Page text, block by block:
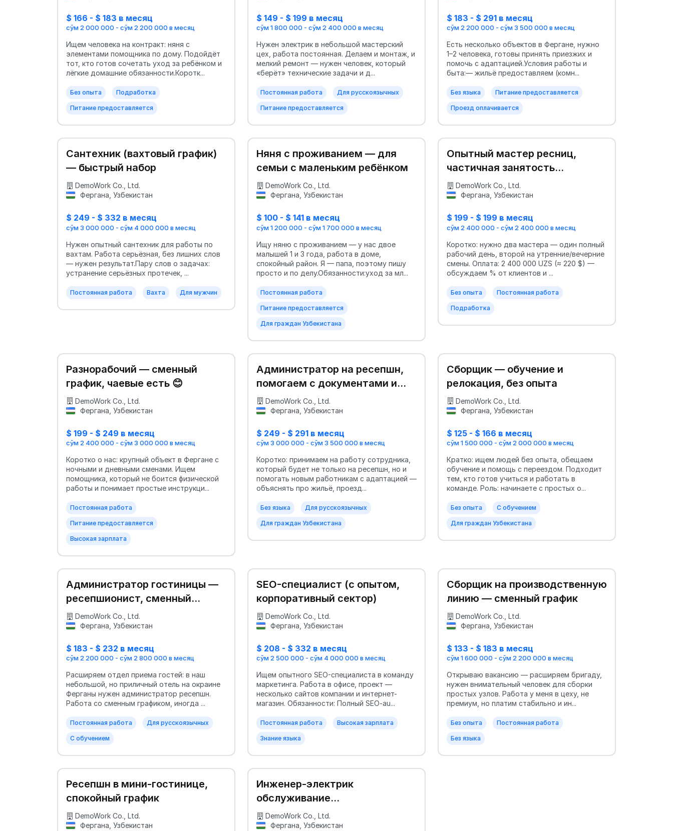
$ 166 - $ 183 в месяц
сўм 2 000 000 - сўм 2 200 000 в месяц
Ищем человека на контракт: няня с
элементами помощника по дому. Подойдёт
тот, кто готов сочетать уход за ребёнком и
лёгкие домашние обязанности.Коротк...
Без опыта Подработка
Питание предоставляется
$ 149 - $ 199 в месяц
сўм 1 800 000 - сўм 2 400 000 в месяц
Нужен электрик в небольшой мастерский
цех, работа постоянная. Делаем и монтаж, и
мелкий ремонт — нужен человек, который
«берёт» технические задачи и д...
Постоянная работа Для русскоязычных
Питание предоставляется
$ 183 - $ 291 в месяц
сўм 2 200 000 - сўм 3 500 000 в месяц
Есть несколько объектов в Фергане, нужно
1–2 человека, готовы принять приезжих и
помочь с адаптацией.Условия работы и
быта:— жильё предоставляем (комн...
Без языка Питание предоставляется
Проезд оплачивается
Сантехник (вахтовый график)
— быстрый набор
DemoWork Co., Ltd.
Фергана, Узбекистан
$ 249 - $ 332 в месяц
сўм 3 000 000 - сўм 4 000 000 в месяц
Нужен опытный сантехник для работы по
вахтам. Работа серьёзная, без лишних слов
— нужен результат.Пару слов о задачах:
устранение серьёзных протечек, ...
Постоянная работа Вахта Для мужчин
Няня с проживанием — для
семьи с маленьким ребёнком
DemoWork Co., Ltd.
Фергана, Узбекистан
$ 100 - $ 141 в месяц
сўм 1 200 000 - сўм 1 700 000 в месяц
Ищу няню с проживанием — у нас двое
малышей 1 и 3 года, работа в доме,
спокойный район. Я — папа, поэтому пишу
просто и по делу.Обязанности:уход за мл...
Постоянная работа
Питание предоставляется
Для граждан Узбекистана
Опытный мастер ресниц,
частичная занятость
возможна
DemoWork Co., Ltd.
Фергана, Узбекистан
$ 199 - $ 199 в месяц
сўм 2 400 000 - сўм 2 400 000 в месяц
Коротко: нужно два мастера — один полный
рабочий день, второй на утренние/вечерние
смены. Оплата: 2 400 000 UZS (≈ 220 $) —
обсуждаем % от клиентов и ...
Без опыта Постоянная работа
Подработка
Разнорабочий — сменный
график, чаевые есть 😊
DemoWork Co., Ltd.
Фергана, Узбекистан
$ 199 - $ 249 в месяц
сўм 2 400 000 - сўм 3 000 000 в месяц
Коротко о нас: крупный объект в Фергане с
ночными и дневными сменами. Ищем
помощника, который не боится физической
работы и понимает простые инструкци...
Постоянная работа
Питание предоставляется
Высокая зарплата
Администратор на ресепшн,
помогаем с документами и
жильём
DemoWork Co., Ltd.
Фергана, Узбекистан
$ 249 - $ 291 в месяц
сўм 3 000 000 - сўм 3 500 000 в месяц
Коротко: принимаем на работу сотрудника,
который будет не только на ресепшн, но и
помогать новым работникам с адаптацией —
объяснять про жильё, проезд...
Без языка Для русскоязычных
Для граждан Узбекистана
Сборщик — обучение и
релокация, без опыта
DemoWork Co., Ltd.
Фергана, Узбекистан
$ 125 - $ 166 в месяц
сўм 1 500 000 - сўм 2 000 000 в месяц
Кратко: ищем людей без опыта, обещаем
обучение и помощь с переездом. Подходит
тем, кто готов учиться и работать в
команде. Роль: начинаете с простых о...
Без опыта С обучением
Для граждан Узбекистана
Администратор гостиницы —
ресепшионист, сменный
график
DemoWork Co., Ltd.
Фергана, Узбекистан
$ 183 - $ 232 в месяц
сўм 2 200 000 - сўм 2 800 000 в месяц
Расширяем отдел приема гостей: в наш
небольшой, но приличный отель на окраине
Ферганы нужен администратор ресепшн.
Работа со сменным графиком, иногда ...
Постоянная работа Для русскоязычных
С обучением
SEO-специалист (с опытом,
корпоративный сектор)
DemoWork Co., Ltd.
Фергана, Узбекистан
$ 208 - $ 332 в месяц
сўм 2 500 000 - сўм 4 000 000 в месяц
Ищем опытного SEO-специалиста в команду
маркетинга. Работа в офисе, проект —
несколько сайтов компании и интернет-
магазин. Обязанности: Полный SEO-au...
Постоянная работа Высокая зарплата
Знание языка
Сборщик на производственную
линию — сменный график
DemoWork Co., Ltd.
Фергана, Узбекистан
$ 133 - $ 183 в месяц
сўм 1 600 000 - сўм 2 200 000 в месяц
Открываю вакансию — расширяем бригаду,
нужен внимательный человек для сборки
простых узлов. Работа у меня в цеху, не
премиум, но платим стабильно и ин...
Без опыта Постоянная работа
Без языка
Ресепшн в мини-гостинице,
спокойный график
DemoWork Co., Ltd.
Фергана, Узбекистан
Инженер-электрик
обслуживание
промоборудования — сменный
график
DemoWork Co., Ltd.
Фергана, Узбекистан